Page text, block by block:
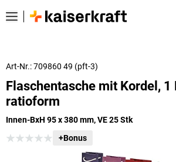
Art-Nr.: 709860 49 (pft-3)
Flaschentasche mit Kordel, 1
ratioform
Innen-BxH 95 x 380 mm, VE 25 Stk
+Bonus